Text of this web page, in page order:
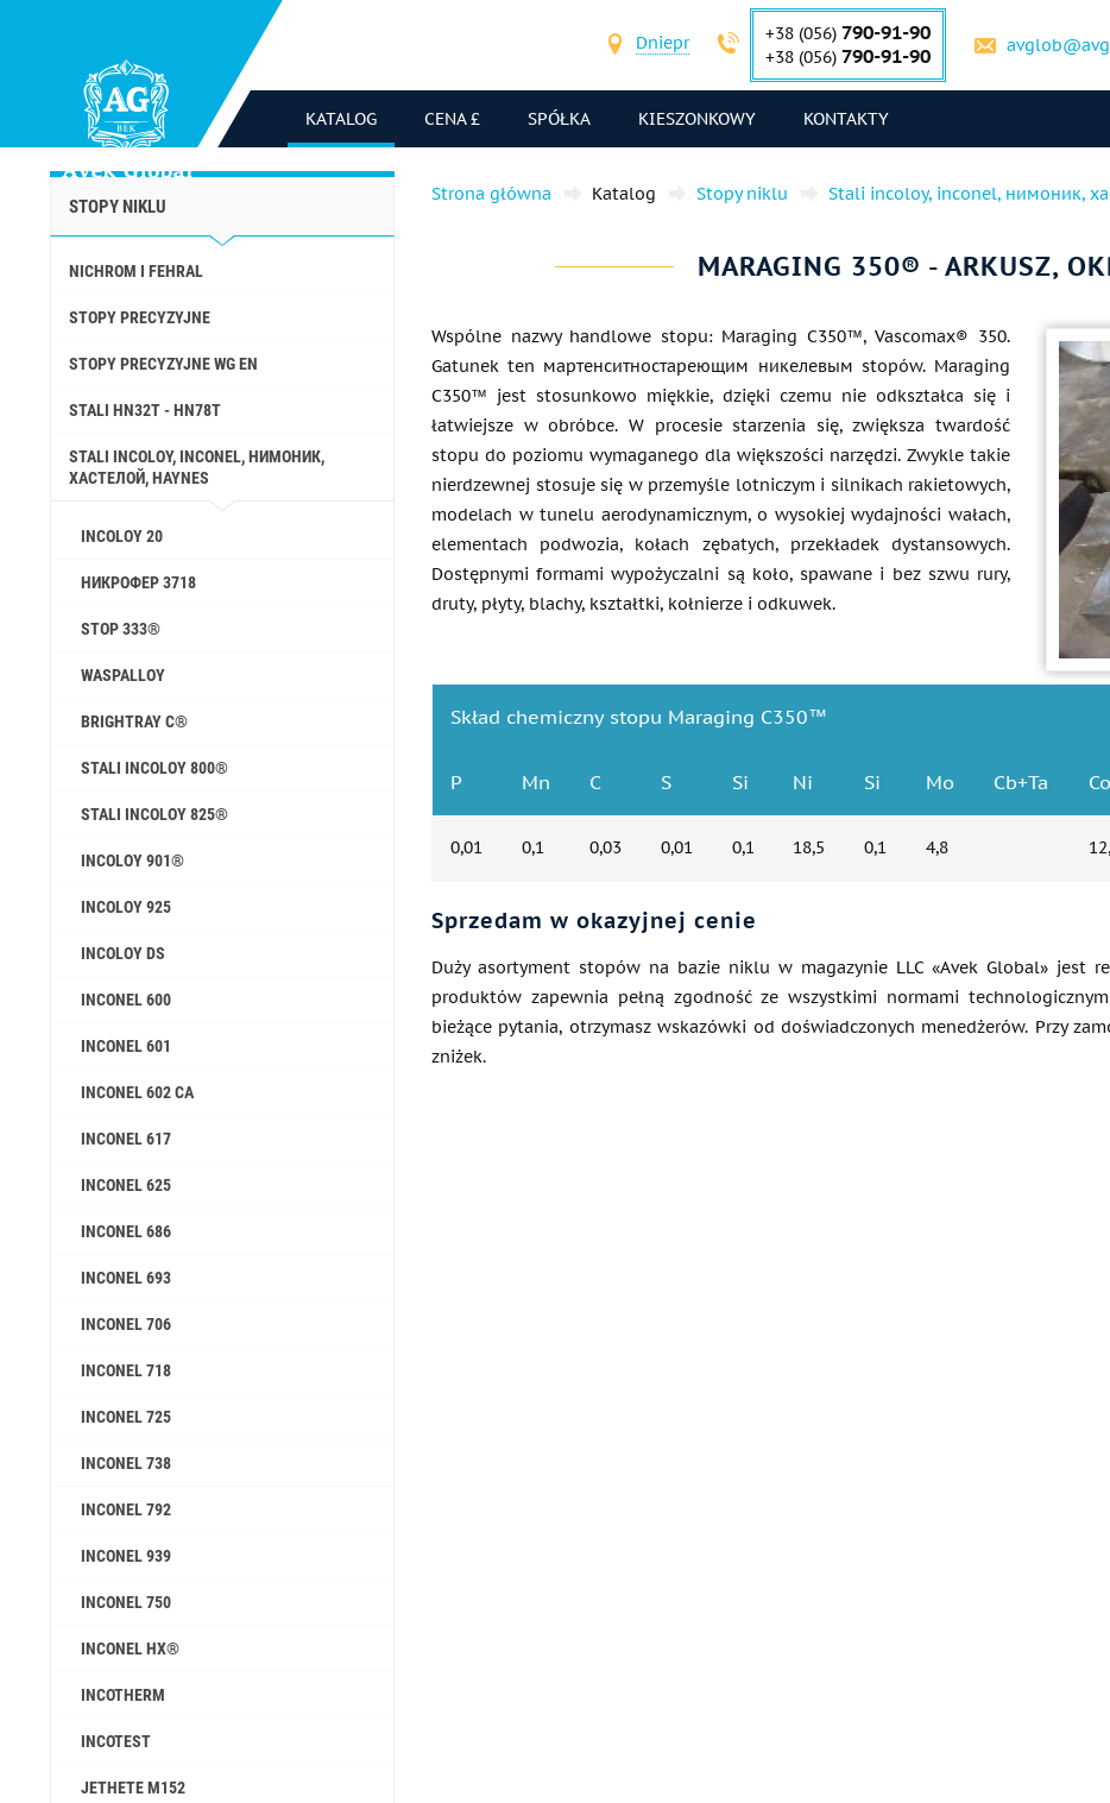
Dniepr +38 (056) 790-91-90
+38 (056) 790-91-90
KATALOG CENA £ SPÓŁKA KIESZONKOWY KONTAKTY
STOPY NIKLU
NICHROM I FEHRAL
STOPY PRECYZYJNE
STOPY PRECYZYJNE WG EN
STALI HN32T - HN78T
STALI INCOLOY, INCONEL, НИМОНИК,
ХАСТЕЛОЙ, HAYNES
INCOLOY 20
НИКРОФЕР 3718
STOP 333®
WASPALLOY
BRIGHTRAY C®
STALI INCOLOY 800®
STALI INCOLOY 825®
INCOLOY 901®
INCOLOY 925
INCOLOY DS
INCONEL 600
INCONEL 601
INCONEL 602 CA
INCONEL 617
INCONEL 625
INCONEL 686
INCONEL 693
INCONEL 706
INCONEL 718
INCONEL 725
INCONEL 738
INCONEL 792
INCONEL 939
INCONEL 750
INCONEL HX®
INCOTHERM
INCOTEST
JETHETE M152
Strona główna Katalog Stopy niklu Stali incoloy, inconel, нимоник,
MARAGING 350® - ARKUSZ,
Wspólne nazwy handlowe stopu: Maraging C350™, Vascomax® 350.
Gatunek ten мартенситностареющим никелевым stopów. Maraging
C350™ jest stosunkowo miękkie, dzięki czemu nie odkształca się i
łatwiejsze w obróbce. W procesie starzenia się, zwiększa twardość
stopu do poziomu wymaganego dla większości narzędzi. Zwykle takie
nierdzewnej stosuje się w przemyśle lotniczym i silnikach rakietowych,
modelach w tunelu aerodynamicznym, o wysokiej wydajności wałach,
elementach podwozia, kołach zębatych, przekładek dystansowych.
Dostępnymi formami wypożyczalni są koło, spawane i bez szwu rury,
druty, płyty, blachy, kształtki, kołnierze i odkuwek.
Skład chemiczny stopu Maraging C350™
P Mn C S Si Ni Si Mo Cb+Ta Co
0,01 0,1 0,03 0,01 0,1 18,5 0,1 4,8
Sprzedam w okazyjnej cenie
Duży asortyment stopów na bazie niklu w magazynie LLC «Avek Global» jest
produktów zapewnia pełną zgodność ze wszystkimi normami
bieżące pytania, otrzymasz wskazówki od doświadczonych menedżerów. Przy
zniżek.